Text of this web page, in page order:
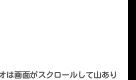
は画面がスクロールして山あり